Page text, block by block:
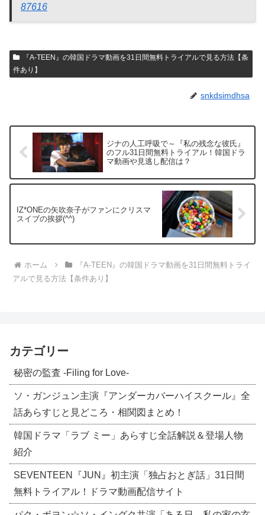
87616
『A-TEEN』の韓国ドラマ動画を31日間無料トライアルで見る方法【条
件あり】
snkdsimdhsa
ジナの人工呼吸で～『私の残念な彼氏』
のフル31日間無料トライアル！韓国ドラ
マ動画や見逃し配信は？
IZ*ONEの矢吹奈子がファンにクリスマ
スイブの挨拶(^^)
ホーム
『A-TEEN』の韓国ドラマ動画を31日間無料トライ
アルで見る方法【条件あり】
カテゴリー
秘密の監査 -Filing for Love-
ソ・ガンジュン主演『アンダーカバーハイスクール』全
話あらすじと見どころ・相関図まとめ！
韓国ドラマ「ラブ ミー」あらすじ全話解説＆登場人物
紹介
SEVENTEEN『JUN』初主演「独占おとぎ話」31日間
無料トライアル！ドラマ動画配信サイト